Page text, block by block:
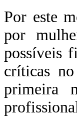
Por este
por
possíveis
críticas
primeira